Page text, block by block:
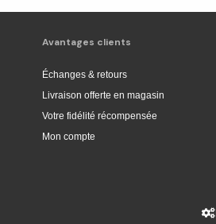
Avantages clients
Échanges & retours
Livraison offerte en magasin
Votre fidélité récompensée
Mon compte